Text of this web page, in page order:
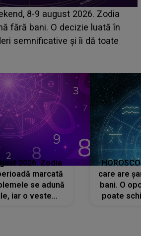
DETALIU ASCUNS până
concurentul din Casa Iubirii
NEAȘTEPTATĂ despre mama
față, eu nu te iubesc pentru
2026. Zodia
marcată
se adună
iar o veste
care are
bani. O
poate